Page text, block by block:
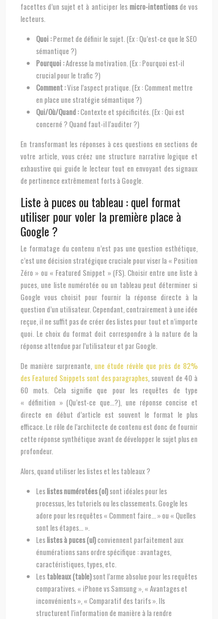
facettes d’un sujet et à anticiper les micro-intentionsde vos
lecteurs.
Quoi :Permet de définir le sujet. (Ex : Qu’est-ce que le SEO
sémantique ?)
Pourquoi :Adresse la motivation. (Ex : Pourquoi est-il
crucial pour le trafic ?)
Comment :Vise l’aspect pratique. (Ex : Comment mettre
en place une stratégie sémantique ?)
Qui/Où/Quand :Contexte et spécificités. (Ex : Qui est
concerné ? Quand faut-il l’auditer ?)
En transformant les réponses à ces questions en sections de
votre article, vous créez une structure narrative logique et
exhaustive qui guide le lecteur tout en envoyant des signaux
de pertinence extrêmement forts à Google.
Liste à puces ou tableau : quel format
utiliser pour voler la première place à
Google ?
Le formatage du contenu n’est pas une question esthétique,
c’est une décision stratégique cruciale pour viser la « Position
Zéro » ou « Featured Snippet » (FS). Choisir entre une liste à
puces, une liste numérotée ou un tableau peut déterminer si
Google vous choisit pour fournir la réponse directe à la
question d’un utilisateur. Cependant, contrairement à une idée
reçue, il ne suffit pas de créer des listes pour tout et n’importe
quoi. Le choix du format doit correspondre à la nature de la
réponse attendue par l’utilisateur et par Google.
De manière surprenante, une étude révèle que près de 82%
des Featured Snippets sont des paragraphes , souvent de 40 à
60 mots. Cela signifie que pour les requêtes de type
« définition » (Qu’est-ce que…?), une réponse concise et
directe en début d’article est souvent le format le plus
efficace. Le rôle de l’architecte de contenu est donc de fournir
cette réponse synthétique avant de développer le sujet plus en
profondeur.
Alors, quand utiliser les listes et les tableaux ?
Leslistes numérotées (ol)sont idéales pour les
processus, les tutoriels ou les classements. Google les
adore pour les requêtes « Comment faire… » ou « Quelles
sont les étapes… ».
Leslistes à puces (ul)conviennent parfaitement aux
énumérations sans ordre spécifique : avantages,
caractéristiques, types, etc.
Lestableaux (table)sont l’arme absolue pour les requêtes
comparatives. « iPhone vs Samsung », « Avantages et
inconvénients », « Comparatif des tarifs ». Ils
structurent l’information de manière à la rendre